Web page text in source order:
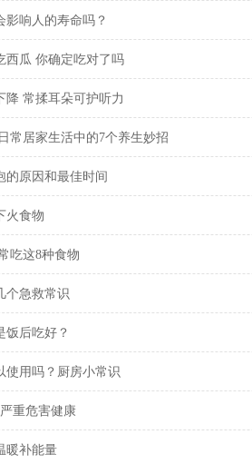
影响人的寿命吗？
西瓜 你确定吃对了吗
降 常揉耳朵可护听力
常居家生活中的7个养生妙招
的原因和最佳时间
火食物
吃这8种食物
个急救常识
饭后吃好？
使用吗？厨房小常识
重危害健康
暖补能量